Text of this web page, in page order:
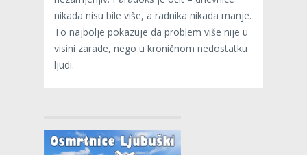
nikada nisu bile više, a radnika nikada manje.
To najbolje pokazuje da problem više nije u
visini zarade, nego u kroničnom nedostatku
ljudi.